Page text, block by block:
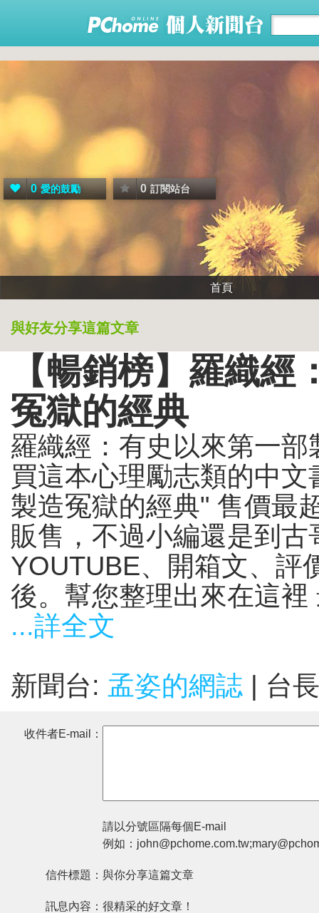
0 愛的鼓勵 0 訂閱站台
首頁
與好友分享這篇文章
【暢銷榜】羅織
冤獄的經典
羅織經：有史以來第一
買這本心理勵志類的中
製造冤獄的經典" 售價最
販售，不過小編還是到
YOUTUBE、開箱文、評
後。幫您整理出來在這裡
...詳全文
新聞台: 孟姿的網誌 | 台
收件者E-mail：
請以分號區隔每個E-mail
例如：
信件標題： 與你分享這篇文章
訊息內容： 很精采的好文章！